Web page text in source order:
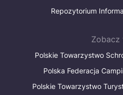
Repozytorium
Zobacz
Polskie Towarzystwo
Polska Federacja
Polskie Towarzystwo